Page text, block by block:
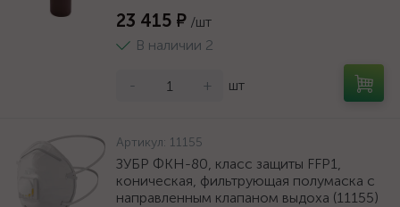
23 415 ₽ /шт
В наличии 2
- + шт
Артикул: 11155
ЗУБР ФКН-80, класс защиты FFP1,
коническая, фильтрующая полумаска с
направленным клапаном выдоха (11155)